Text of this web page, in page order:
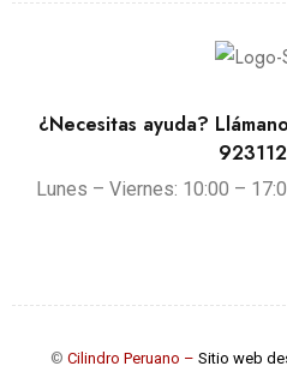
¿Necesitas ayuda?
Lunes – Viernes: 10:00 –
© Cilindro Peruano – Sitio web